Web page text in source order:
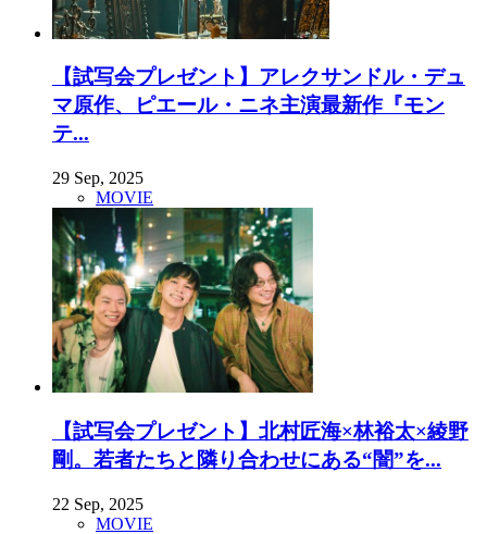
【試写会プレゼント】アレクサンドル・デュ
マ原作、ピエール・ニネ主演最新作『モン
テ...
29 Sep, 2025
MOVIE
【試写会プレゼント】北村匠海×林裕太×綾野
剛。若者たちと隣り合わせにある“闇”を...
22 Sep, 2025
MOVIE